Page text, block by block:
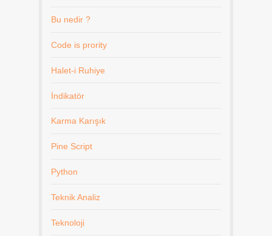
Bu nedir ?
Code is prority
Halet-i Ruhiye
İndikatör
Karma Karışık
Pine Script
Python
Teknik Analiz
Teknoloji